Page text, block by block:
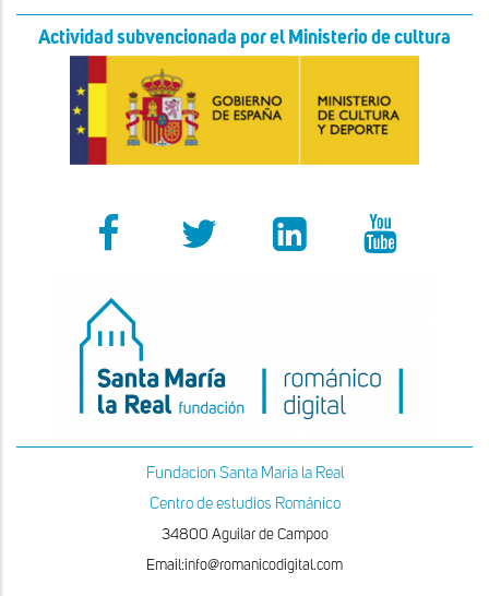
Actividad subvencionada por el Ministerio de cultura
Fundacion Santa Maria la Real
Centro de estudios Románico
34800 Aguilar de Campoo
Email:info@romanicodigital.com